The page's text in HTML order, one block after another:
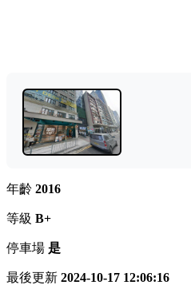
年齡 2016
等級 B+
停車場 是
最後更新 2024-10-17 12:06:16